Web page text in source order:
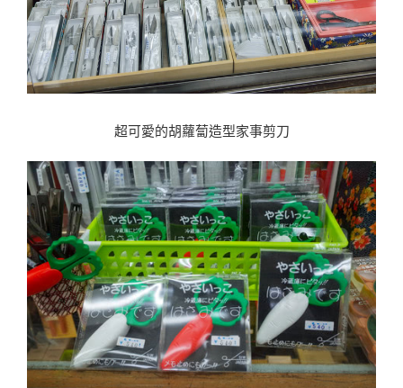
超可愛的胡蘿蔔造型家事剪刀